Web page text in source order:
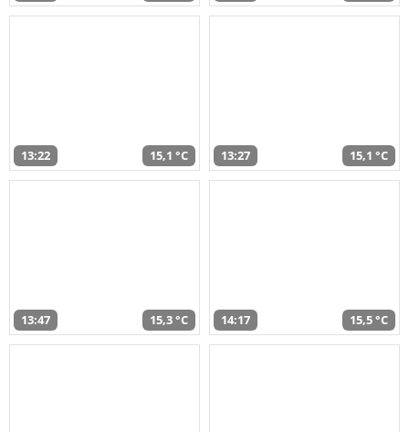
13:22 15,1 °C 13:27 15,1 °C
13:47 15,3 °C 14:17 15,5 °C